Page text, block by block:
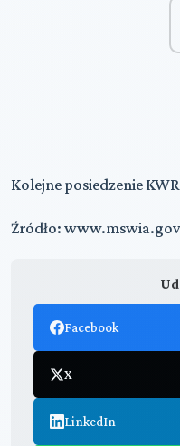
Kolejne posiedzenie
Źródło:
Facebook
X
LinkedIn